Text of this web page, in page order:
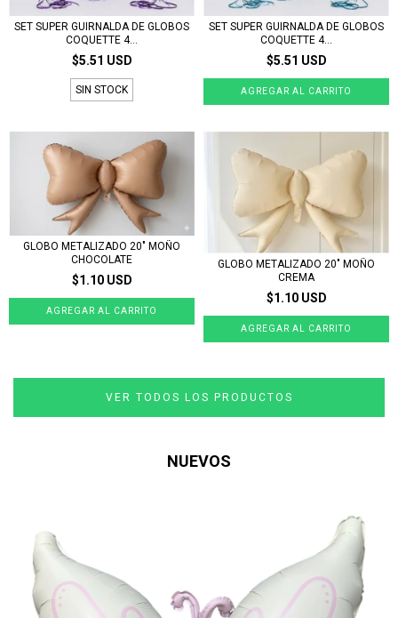
SET SUPER GUIRNALDA DE GLOBOS
COQUETTE 4...
$5.51 USD
SIN STOCK
SET SUPER GUIRNALDA DE GLOBOS
COQUETTE 4...
$5.51 USD
GLOBO METALIZADO 20" MOÑO
CHOCOLATE
$1.10 USD
GLOBO METALIZADO 20" MOÑO
CREMA
$1.10 USD
VER TODOS LOS PRODUCTOS
NUEVOS